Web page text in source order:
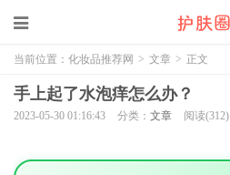
当前位置： 化妆品推荐网 > 文章 > 正文
手上起了水泡痒怎么办？
2023-05-30 01:16:43 分类： 文章 阅读(312)